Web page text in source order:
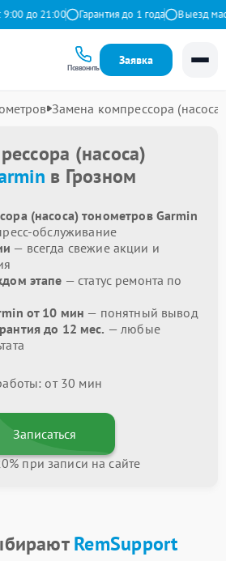
до 21:00 Гарантия до 1 года Выезд
Позвонить
Заявка
Замена компрессора (насоса)
(насоса)
в Грозном
(насоса) тонометров Garmin
обслуживание
— всегда свежие акции и
этапе — статус ремонта по
от 10 мин — понятный вывод
до 12 мес. — любые
от 30 мин
Записаться
при записи на сайте
RemSupport